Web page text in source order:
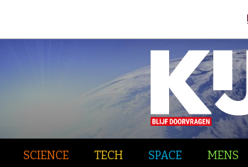
SCIENCE TECH SPACE MENS